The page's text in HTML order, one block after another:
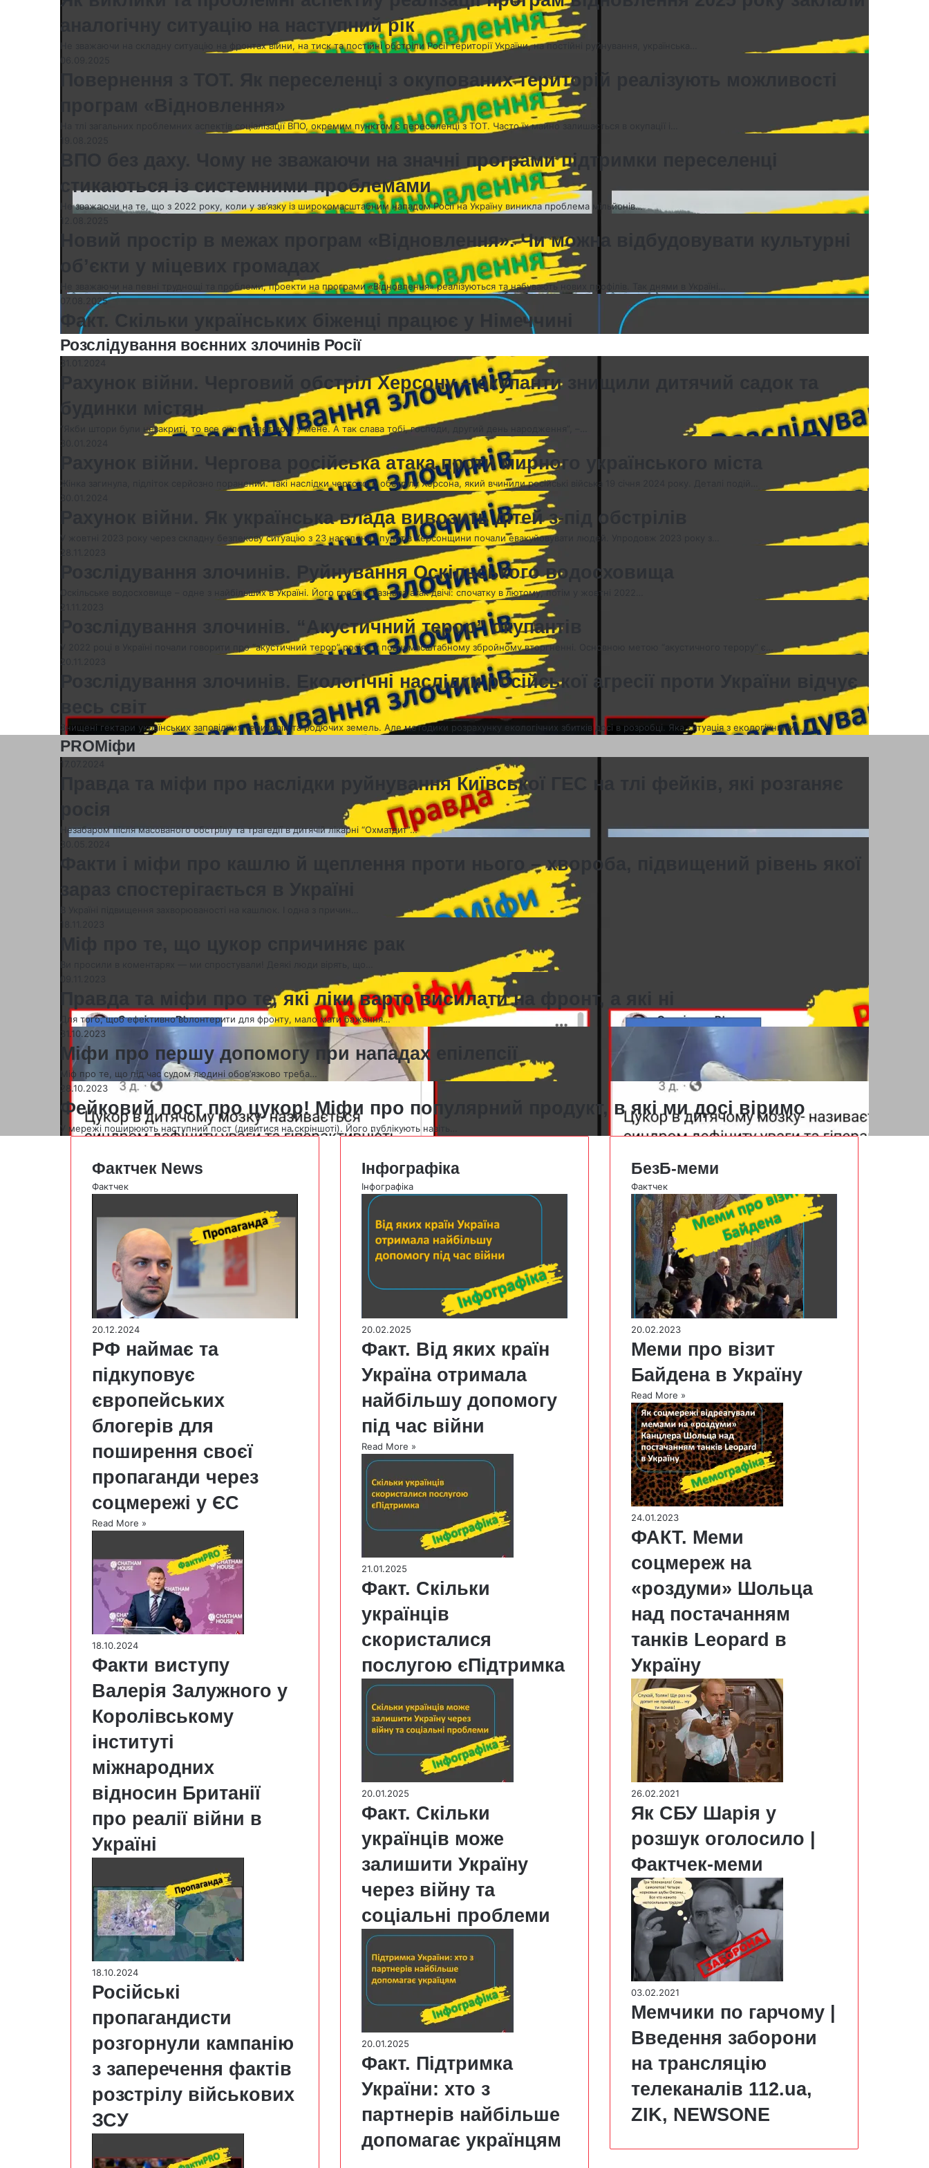
аналогічну ситуацію на наступний рік
Не зважаючи на складну ситуацію на фронтах війни, на тиск та постійні обстріли Росії території України, на постійні руйнування, українська…
06.09.2025
Повернення з ТОТ. Як переселенці з окупованих територій реалізують можливості
На тлі загальних проблемних аспектів соціалізації ВПО, окремим пунктом є переселенці з ТОТ. Часто їх майно залишається в окупації і…
19.08.2025
ВПО без даху. Чому не зважаючи на значні програми підтримки переселенці
стикаються із системними проблемами
Не зважаючи на те, що з 2022 року, коли у зв’язку із широкомасштабним нападом Росії на Україну виникла проблема мільйонів…
12.08.2025
Новий простір в межах програм «Відновлення». Чи можна відбудовувати культурні
об’єкти у міцевих громадах
Не зважаючи на певні труднощі та проблеми, проекти на програми «Відновлення» реалізуються та набувають нових профілів. Так днями в Україні…
07.08.2025
Факт. Скільки українських біженці працює у Німеччині
Розслідування воєнних злочинів Росії
31.01.2024
Рахунок війни. Черговий обстріл Херсону – окупанти знищили дитячий садок та
будинки містян
“Якби штори були незакриті, то все скло полетіло б у мене. А так слава тобі, господи, другий день народження”, –…
30.01.2024
Рахунок війни. Чергова російська атака проти мирного українського міста
Жінка загинула, підліток серйозно поранений. Такі наслідки чергового обстрілу Херсона, який вчинили російські війська 19 січня 2024 року. Деталі подій…
30.01.2024
Рахунок війни. Як українська влада вивозить дітей з-під обстрілів
У жовтні 2023 року через складну безпекову ситуацію з 23 населених пунктів Херсонщини почали евакуйовувати людей. Упродовж 2023 року з…
28.11.2023
Розслідування злочинів. Руйнування Оскільського водосховища
Оскільське водосховище – одне з найбільших в Україні. Його греблю зазнала атак двічі: спочатку в лютому, потім у жовтні 2022…
21.11.2023
Розслідування злочинів. “Акустичний терор” окупантів
У 2022 році в Україні почали говорити про “акустичний терор” росіян у повномасштабному збройному вторгненні. Основною метою “акустичного терору” є…
20.11.2023
Розслідування злочинів. Екологічні наслідки російської агресії проти України відчує
Знищені гектари українських заповідних територій та родючих земель. Але методики розрахунку екологічних збитків досі в розробці. Яка ситуація з екологічними…
PROМіфи
17.07.2024
Правда та міфи про наслідки руйнування Київської ГЕС на тлі фейків, які розганяє
Незабаром після масованого обстрілу та трагедії в дитячій лікарні “Охматдит”…
30.05.2024
Факти і міфи про кашлю й щеплення проти нього – хвороба, підвищений рівень якої
зараз спостерігається в Україні
В Україні підвищення захворюваності на кашлюк. І одна з причин…
18.11.2023
Ви просили в коментарях — ми спростували! Деякі люди вірять, що…
09.11.2023
Правда та міфи про те, які ліки варто висилати на фронт, а які ні
Для того, щоб ефективно волонтерити для фронту, мало мати бажання…
31.10.2023
Міфи про першу допомогу при нападах епілепсії
Міф про те, що під час судом людині обов’язково треба…
28.10.2023
Фейковий пост про цукор! Міфи про популярний продукт, в які ми досі віримо
У мережі поширюють наступний пост (дивитися на скріншоті). Його публікують навіть…
Фактчек News
Фактчек
20.12.2024
РФ наймає та
підкуповує
європейських
блогерів для
поширення своєї
пропаганди через
соцмережі у ЄС
Read More »
18.10.2024
Факти виступу
Валерія Залужного у
Королівському
інституті
міжнародних
відносин Британії
про реалії війни в
Україні
18.10.2024
Російські
пропагандисти
розгорнули кампанію
з заперечення фактів
розстрілу військових
ЗСУ
Інфографіка
Інфографіка
20.02.2025
Факт. Від яких країн
Україна отримала
найбільшу допомогу
під час війни
Read More »
21.01.2025
Факт. Скільки
українців
скористалися
послугою єПідтримка
20.01.2025
Факт. Скільки
українців може
залишити Україну
через війну та
соціальні проблеми
20.01.2025
Факт. Підтримка
України: хто з
партнерів найбільше
допомагає українцям
БезБ-меми
Фактчек
20.02.2023
Меми про візит
Байдена в Україну
Read More »
24.01.2023
ФАКТ. Меми
соцмереж на
«роздуми» Шольца
над постачанням
танків Leopard в
Україну
26.02.2021
Як СБУ Шарія у
розшук оголосило |
Фактчек-меми
03.02.2021
Мемчики по гарчому |
Введення заборони
на трансляцію
телеканалів 112.ua,
ZIK, NEWSONE